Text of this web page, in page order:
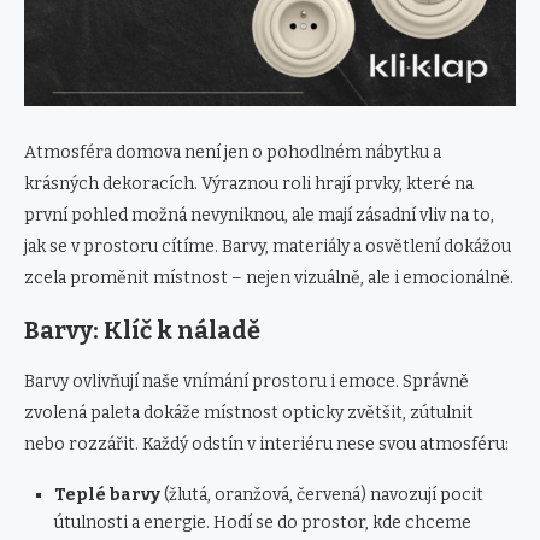
Atmosféra domova není jen o pohodlném nábytku a
krásných dekoracích. Výraznou roli hrají prvky, které na
první pohled možná nevyniknou, ale mají zásadní vliv na to,
jak se v prostoru cítíme. Barvy, materiály a osvětlení dokážou
zcela proměnit místnost – nejen vizuálně, ale i emocionálně.
Barvy: Klíč k náladě
Barvy ovlivňují naše vnímání prostoru i emoce. Správně
zvolená paleta dokáže místnost opticky zvětšit, zútulnit
nebo rozzářit. Každý odstín v interiéru nese svou atmosféru:
Teplé barvy(žlutá, oranžová, červená) navozují pocit
útulnosti a energie. Hodí se do prostor, kde chceme